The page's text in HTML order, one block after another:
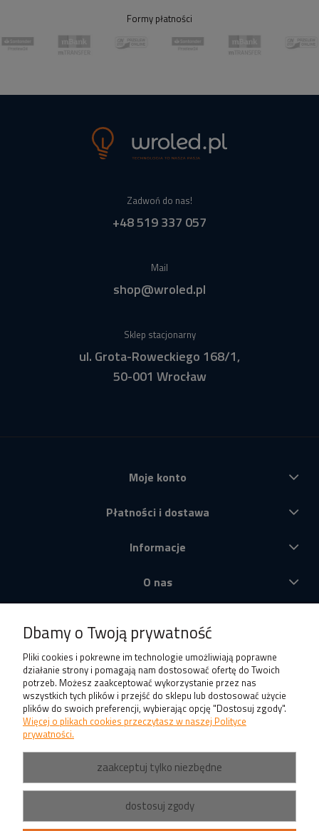
Formy płatności
Zadwoń do nas!
+48 519 337 057
Mail
shop@wroled.pl
Sklep stacjonarny
ul. Grota-Roweckiego 168/1,
50-001 Wrocław
Moje konto
Płatności i dostawa
Informacje
O nas
Dbamy o Twoją prywatność
Pliki cookies i pokrewne im technologie umożliwiają poprawne
działanie strony i pomagają nam dostosować ofertę do Twoich
potrzeb. Możesz zaakceptować wykorzystanie przez nas
wszystkich tych plików i przejść do sklepu lub dostosować użycie
plików do swoich preferencji, wybierając opcję "Dostosuj zgody".
Więcej o plikach cookies przeczytasz w naszej Polityce
prywatności.
zaakceptuj tylko niezbędne
dostosuj zgody